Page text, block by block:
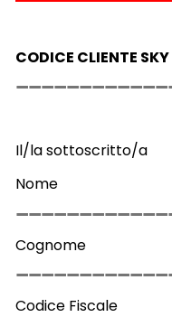
CODICE CLIENTE SKY
Il/la sottoscritto/a
Nome
Cognome
Codice Fiscale